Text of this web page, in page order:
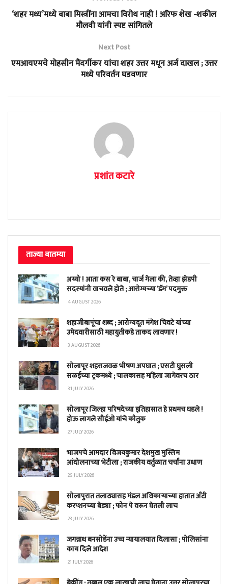
‘शहर मध्य’मध्ये बाबा मिस्त्रींना आमचा विरोध नाही ! अरिफ शेख -शकील
मौलवी यांनी स्पष्ट सांगितले
Next Post
एमआयएमचे मोहसीन मैंदर्गीकर यांचा शहर उत्तर मधून अर्ज दाखल ; उत्तर
मध्ये परिवर्तन घडवणार
प्रशांत कटारे
ताज्या बातम्या
अय्यो ! आता कस रे बाबा, चार्ज गेला की, तेव्हा झेडपी
सदस्यांनी वाचवले होते ; आरोग्यच्या ‘डॅम’ पदमुक्त
4 AUGUST 2026
शहाजीबापूंचा शब्द ; आरोग्यदूत मंगेश चिवटे यांच्या
उमेदवारीसाठी महायुतीकडे ताकद लावणार !
3 AUGUST 2026
सोलापूर शहराजवळ भीषण अपघात ; एसटी घुसली
सळईच्या ट्रकमध्ये ; चालकासह महिला जागेवरच ठार
31 JULY 2026
सोलापूर जिल्हा परिषदेच्या इतिहासात हे प्रथमच घडले !
होऊ लागले सीईओ यांचे कौतुक
27 JULY 2026
भाजपचे आमदार विजयकुमार देशमुख मुस्लिम
आंदोलनाच्या भेटीला ; राजकीय वर्तुळात चर्चांना उधाण
25 JULY 2026
सोलापुरात तलाठ्यासह मंडल अधिकाऱ्याच्या हातात अँटी
करप्शनच्या बेड्या ; फोन पे वरून घेतली लाच
23 JULY 2026
जगन्नाथ बनसोडेंना उच्च न्यायालयात दिलासा ; पोलिसांना
काय दिले आदेश
21 JULY 2026